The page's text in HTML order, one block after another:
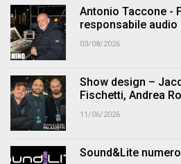
Antonio Taccone -
responsabile audio
03/08/2026
Show design –
Fischetti, Andrea
11/06/2026
Sound&Lite